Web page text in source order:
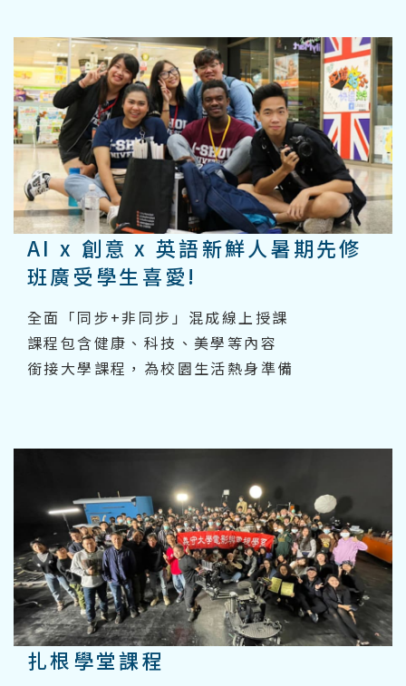
AI x 創意 x 英語新鮮人暑期先修
班廣受學生喜愛!
全面「同步+非同步」混成線上授課
課程包含健康、科技、美學等內容
銜接大學課程，為校園生活熱身準備
扎根學堂課程